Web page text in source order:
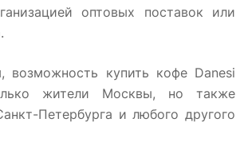
оптовых поставок или
возможность купить кофе Danesi
жители Москвы, но также
Петербурга и любого другого